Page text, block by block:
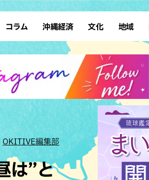
SDGs
カルニュース
沖縄旧暦行事
占い
テレビ
コラム 沖縄経済 文化
復帰50年
地域
本島北部
本島南部
北部離島
OKITIVE編集部
は”と